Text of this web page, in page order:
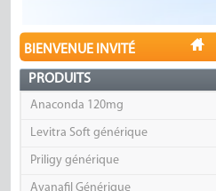
BIENVENUE INVITÉ
PRODUITS
Anaconda 120mg
Levitra Soft générique
Priligy générique
Avanafil Générique